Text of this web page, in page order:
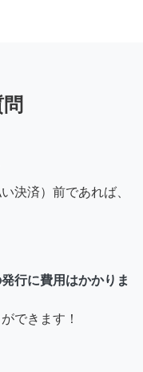
決済）前であれば、
行に費用はかかりま
できます！